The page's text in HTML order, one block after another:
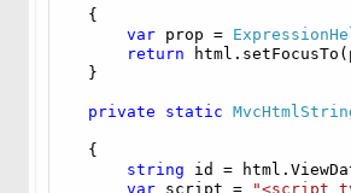
{
var prop =
return
}
private static
{
string id =
var script =
"<script